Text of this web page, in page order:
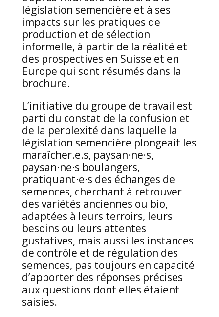
législation semencière et à ses
impacts sur les pratiques de
production et de sélection
informelle, à partir de la réalité et
des prospectives en Suisse et en
Europe qui sont résumés dans la
brochure.
L’initiative du groupe de travail est
parti du constat de la confusion et
de la perplexité dans laquelle la
législation semencière plongeait les
maraîcher.e.s, paysan·ne·s,
paysan·ne·s boulangers,
pratiquant·e·s des échanges de
semences, cherchant à retrouver
des variétés anciennes ou bio,
adaptées à leurs terroirs, leurs
besoins ou leurs attentes
gustatives, mais aussi les instances
de contrôle et de régulation des
semences, pas toujours en capacité
d’apporter des réponses précises
aux questions dont elles étaient
saisies.